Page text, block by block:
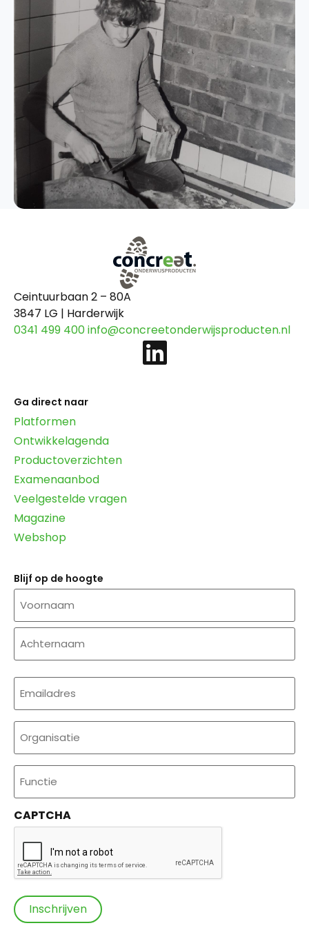
Ceintuurbaan 2 – 80A
3847 LG | Harderwijk
0341 499 400info@concreetonderwijsproducten.nl
Ga direct naar
Platformen
Ontwikkelagenda
Productoverzichten
Examenaanbod
Veelgestelde vragen
Magazine
Webshop
Blijf op de hoogte
Naam
E-
mailadres
Organisatie
Functie
CAPTCHA